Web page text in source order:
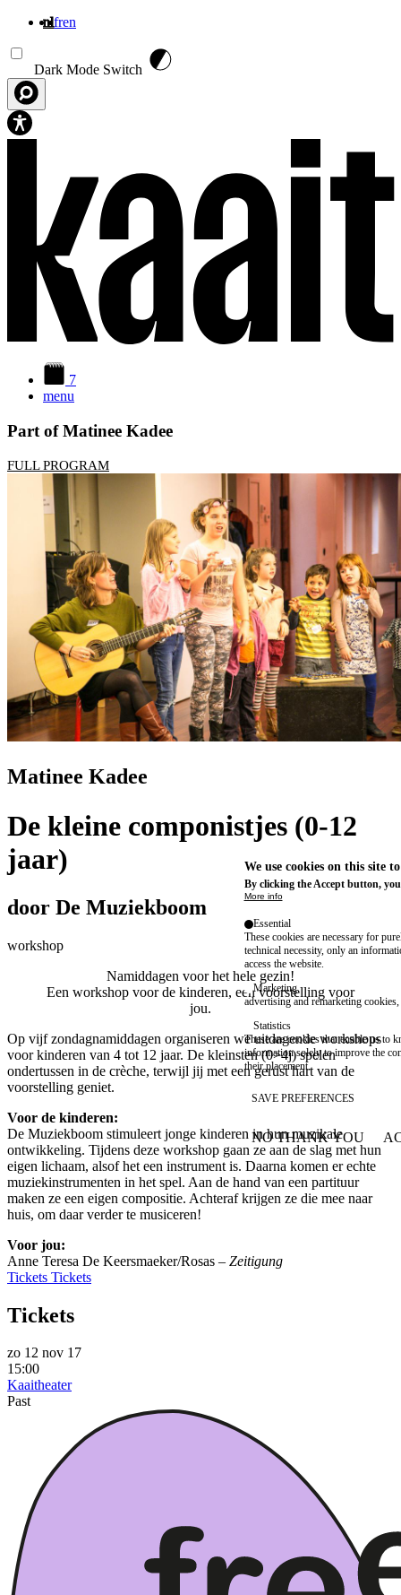
nlfren
Dark Mode Switch
7
menu
Part of Matinee Kadee
FULL PROGRAM
Matinee Kadee
De kleine componistjes (0-12
jaar)
door De Muziekboom
workshop
Namiddagen voor het hele gezin!
Een workshop voor de kinderen, een voorstelling voor
jou.
Op vijf zondagnamiddagen organiseren we uitdagende workshops
voor kinderen van 4 tot 12 jaar. De kleinsten (0>4j) spelen
ondertussen in de crèche, terwijl jij met een gerust hart van de
voorstelling geniet.
Voor de kinderen:
De Muziekboom stimuleert jonge kinderen in hun muzikale
ontwikkeling. Tijdens deze workshop gaan ze aan de slag met hun
eigen lichaam, alsof het een instrument is. Daarna komen er echte
muziekinstrumenten in het spel. Aan de hand van een partituur
maken ze een eigen compositie. Achteraf krijgen ze die mee naar
huis, om daar verder te musiceren!
Voor jou:
Anne Teresa De Keersmaeker/Rosas – Zeitigung
Tickets Tickets
Tickets
zo 12 nov 17
15:00
Kaaitheater
Past
We use cookies on this site
By clicking the Accept button,
More info
Essential
These cookies are necessary for
technical necessity, only an
access the website.
Marketing
advertising and remarketing cookies,
Statistics
These are cookies that enable us to
information solely to improve the
their placement.
SAVE PREFERENCES
NO THANK YOU
WITHDRAW